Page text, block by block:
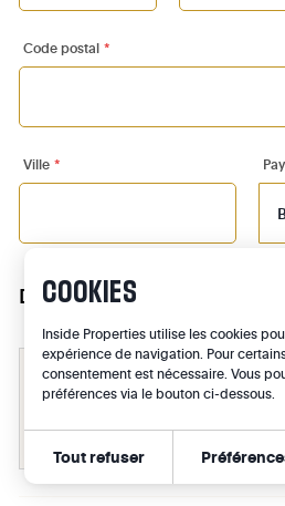
Code postal *
Ville *
De quel type de bien s’agit-il
Maison
COOKIES
Inside Properties utilise les cookies
expérience de navigation. Pour
consentement est nécessaire. Vous
préférences via le bouton ci-dessous.
Tout refuser